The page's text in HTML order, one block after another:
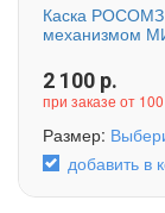
Каска
механизмом
2 100 р.
при заказе от
Размер:
добавить в